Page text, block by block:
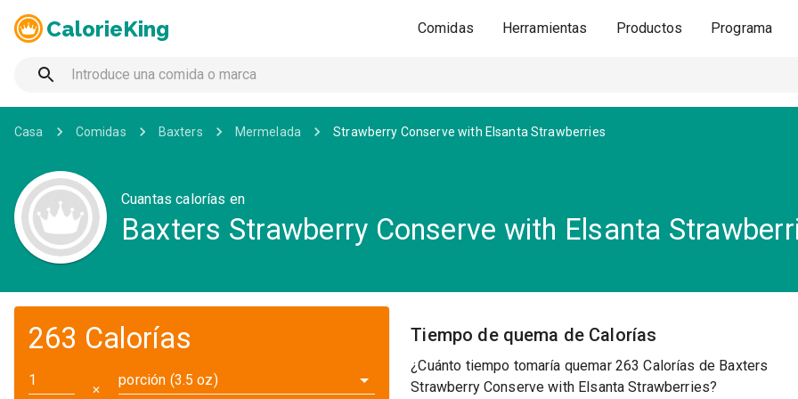
CalorieKing Comidas Herramientas Productos Programa
Casa Comidas Baxters Mermelada Strawberry Conserve with Elsanta Strawberries
Cuantas calorías en
Baxters Strawberry Conserve with Elsanta
263 Calorías
✕
porción (3.5 oz)
Tiempo de quema de Calorías
¿Cuánto tiempo tomaría quemar 263 Calorías de Baxters
Strawberry Conserve with Elsanta Strawberries?